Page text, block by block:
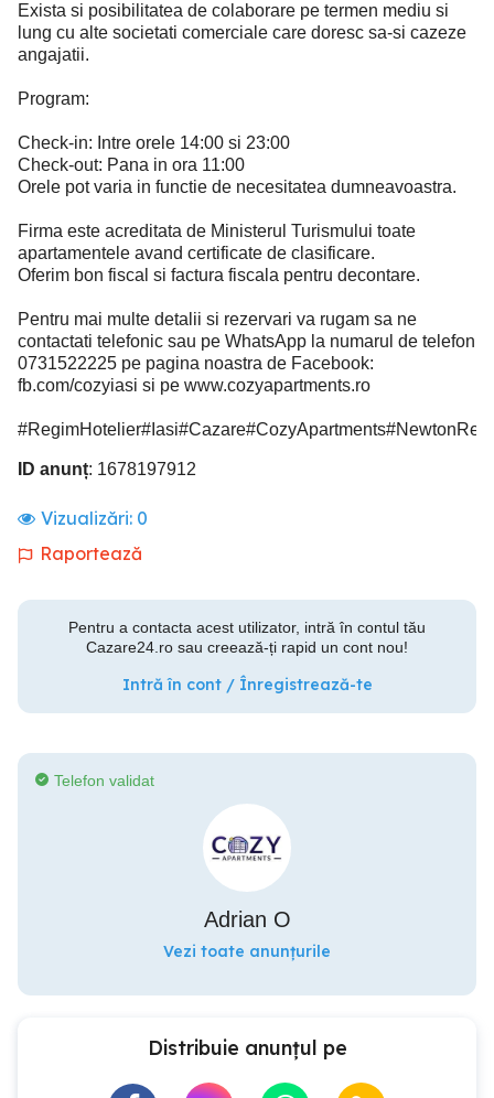
Exista si posibilitatea de colaborare pe termen mediu si
lung cu alte societati comerciale care doresc sa-si cazeze
angajatii.
Program:
Check-in: Intre orele 14:00 si 23:00
Check-out: Pana in ora 11:00
Orele pot varia in functie de necesitatea dumneavoastra.
Firma este acreditata de Ministerul Turismului toate
apartamentele avand certificate de clasificare.
Oferim bon fiscal si factura fiscala pentru decontare.
Pentru mai multe detalii si rezervari va rugam sa ne
contactati telefonic sau pe WhatsApp la numarul de telefon
0731522225 pe pagina noastra de Facebook:
fb.com/cozyiasi si pe www.cozyapartments.ro
ID anunț: 1678197912
Vizualizări: 0
Raportează
Pentru a contacta acest utilizator, intră în contul tău
Cazare24.ro sau creează-ți rapid un cont nou!
Intră în cont / Înregistrează-te
Telefon validat
Adrian O
Vezi toate anunțurile
Distribuie anunțul pe